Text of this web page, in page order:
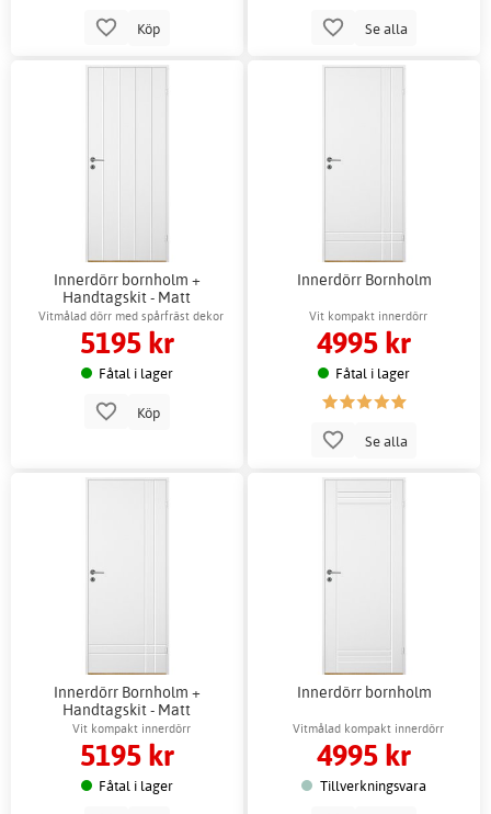
Köp Se alla
Innerdörr bornholm +
Handtagskit - Matt
Vitmålad dörr med spårfräst dekor
5195 kr
Fåtal i lager
Köp
Innerdörr Bornholm
Vit kompakt innerdörr
4995 kr
Fåtal i lager
Se alla
Innerdörr Bornholm +
Handtagskit - Matt
Vit kompakt innerdörr
5195 kr
Fåtal i lager
Innerdörr bornholm
Vitmålad kompakt innerdörr
4995 kr
Tillverkningsvara